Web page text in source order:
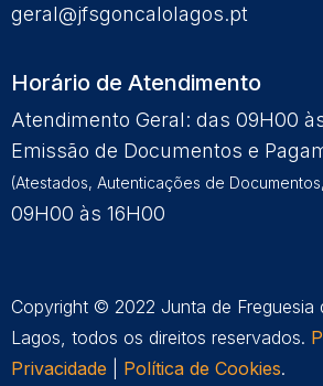
geral@jfsgoncalolagos.pt
Horário de Atendimento
Atendimento Geral: das 09H00
Emissão de Documentos e
(Atestados, Autenticações de
09H00 às 16H00
Copyright © 2022 Junta de Freguesia
Lagos, todos os direitos reservados.
Privacidade
Política de Cookies.